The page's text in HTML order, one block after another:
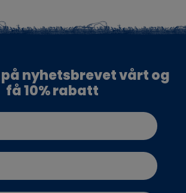
nyhetsbrevet vårt og
få 10% rabatt